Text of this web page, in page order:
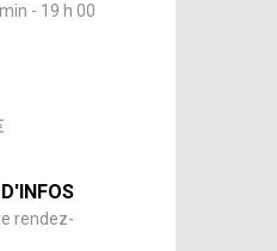
- 19 h 00
rendez-